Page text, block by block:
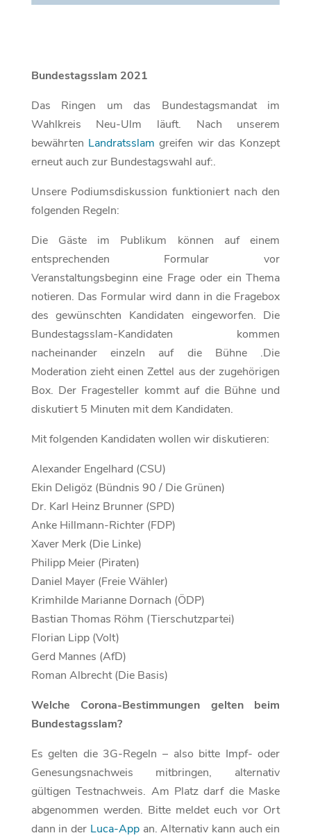
Bundestagsslam 2021
Das Ringen um das Bundestagsmandat im
Wahlkreis Neu-Ulm läuft. Nach unserem
bewährten Landratsslam greifen wir das Konzept
erneut auch zur Bundestagswahl auf:.
Unsere Podiumsdiskussion funktioniert nach den
folgenden Regeln:
Die Gäste im Publikum können auf einem
entsprechenden Formular vor
Veranstaltungsbeginn eine Frage oder ein Thema
notieren. Das Formular wird dann in die Fragebox
des gewünschten Kandidaten eingeworfen. Die
Bundestagsslam-Kandidaten kommen
nacheinander einzeln auf die Bühne .Die
Moderation zieht einen Zettel aus der zugehörigen
Box. Der Fragesteller kommt auf die Bühne und
diskutiert 5 Minuten mit dem Kandidaten.
Mit folgenden Kandidaten wollen wir diskutieren:
Alexander Engelhard (CSU)
Ekin Deligöz (Bündnis 90 / Die Grünen)
Dr. Karl Heinz Brunner (SPD)
Anke Hillmann-Richter (FDP)
Xaver Merk (Die Linke)
Philipp Meier (Piraten)
Daniel Mayer (Freie Wähler)
Krimhilde Marianne Dornach (ÖDP)
Bastian Thomas Röhm (Tierschutzpartei)
Florian Lipp (Volt)
Gerd Mannes (AfD)
Roman Albrecht (Die Basis)
Welche Corona-Bestimmungen gelten beim
Bundestagsslam?
Es gelten die 3G-Regeln – also bitte Impf- oder
Genesungsnachweis mitbringen, alternativ
gültigen Testnachweis. Am Platz darf die Maske
abgenommen werden. Bitte meldet euch vor Ort
dann in der Luca-Appan. Alternativ kann auch ein